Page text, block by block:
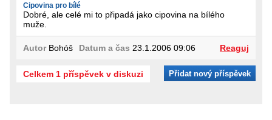
Cipovina pro bílé
Dobré, ale celé mi to připadá jako cipovina na bílého
muže.
AutorBohóš Datum a čas 23.1.2006 09:06 Reaguj
Celkem 1 příspěvek v diskuzi Přidat nový příspěvek